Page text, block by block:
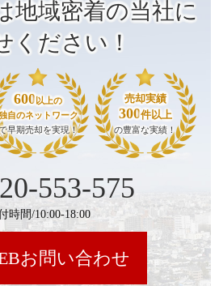
地域密着の当社に
ください！
600 以上の
自のネットワーク
早期売却を実現！
売却実績
300件以上
の豊富な実績！
553-575
時間/10:00-18:00
お問い合わせ